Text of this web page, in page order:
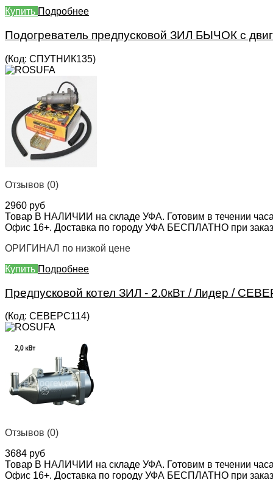
Купить Подробнее
Подогреватель предпусковой ЗИЛ БЫЧОК с
(Код: СПУТНИК135)
Отзывов (0)
2960 руб
Товар В НАЛИЧИИ на складе УФА. Готовим в течении
Офис 16+. Доставка по городу УФА БЕСПЛАТНО при
ОРИГИНАЛ по низкой цене
Купить Подробнее
Предпусковой котел ЗИЛ - 2.0кВт / Лидер /
(Код: СЕВЕРС114)
Отзывов (0)
3684 руб
Товар В НАЛИЧИИ на складе УФА. Готовим в течении
Офис 16+. Доставка по городу УФА БЕСПЛАТНО при